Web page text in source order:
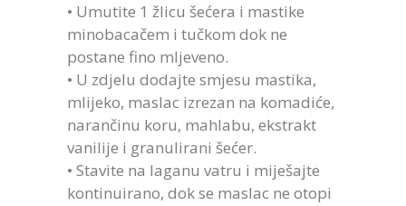
• Umutite 1 žlicu šećera i mastike
minobacačem i tučkom dok ne
postane fino mljeveno.
• U zdjelu dodajte smjesu mastika,
mlijeko, maslac izrezan na komadiće,
narančinu koru, mahlabu, ekstrakt
vanilije i granulirani šećer.
• Stavite na laganu vatru i miješajte
kontinuirano, dok se maslac ne otopi